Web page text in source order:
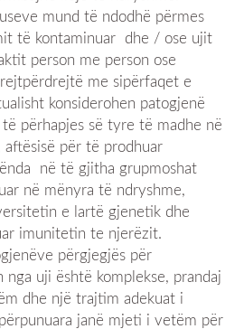
mund të ndodhë përmes
të kontaminuar dhe / ose ujit
person me person ose
me sipërfaqet e
konsiderohen patogjenë
përhapjes së tyre të madhe në
për të prodhuar
në të gjitha grupmoshat
në mënyra të ndryshme,
e lartë gjenetik dhe
imunitetin te njerëzit.
përgjegjës për
uji është komplekse, prandaj
dhe një trajtim adekuat i
janë mjeti i vetëm për